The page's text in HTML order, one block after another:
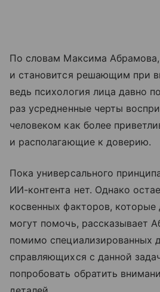
По словам Максима
и становится решающим при
ведь психология лица давно
раз усредненные черты
человеком как более
и располагающие к доверию.
Пока универсального
ИИ-контента нет. Однако
косвенных факторов, которые
могут помочь, рассказывает
помимо специализированных
справляющихся с данной
попробовать обратить